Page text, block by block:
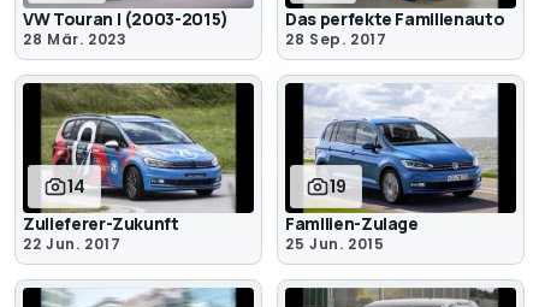
VW Touran I (2003-2015)
28 Mär. 2023
Das perfekte Familienauto
28 Sep. 2017
14
Zulieferer-Zukunft
22 Jun. 2017
19
Familien-Zulage
25 Jun. 2015